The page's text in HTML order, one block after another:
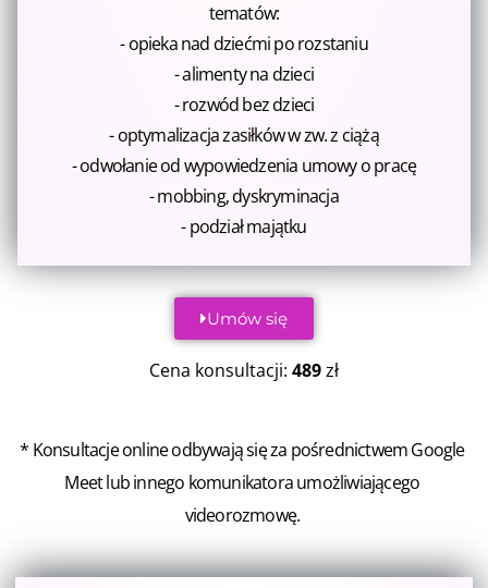
tematów:
- opieka nad dziećmi po rozstaniu
- alimenty na dzieci
- rozwód bez dzieci
- optymalizacja zasiłków w zw. z ciążą
- odwołanie od wypowiedzenia umowy o pracę
- mobbing, dyskryminacja
- podział majątku
Umów się
Cena konsultacji: 489zł
* Konsultacje online odbywają się za pośrednictwem Google
Meet lub innego komunikatora umożliwiającego
videorozmowę.